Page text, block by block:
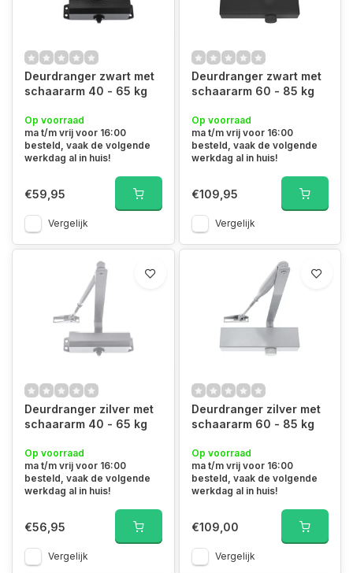
Deurdranger zwart met
schaararm 40 - 65 kg
Op voorraad
ma t/m vrij voor 16:00
besteld, vaak de volgende
werkdag al in huis!
€59,95
Vergelijk
Deurdranger zwart met
schaararm 60 - 85 kg
Op voorraad
ma t/m vrij voor 16:00
besteld, vaak de volgende
werkdag al in huis!
€109,95
Vergelijk
Deurdranger zilver met
schaararm 40 - 65 kg
Op voorraad
ma t/m vrij voor 16:00
besteld, vaak de volgende
werkdag al in huis!
€56,95
Vergelijk
Deurdranger zilver met
schaararm 60 - 85 kg
Op voorraad
ma t/m vrij voor 16:00
besteld, vaak de volgende
werkdag al in huis!
€109,00
Vergelijk